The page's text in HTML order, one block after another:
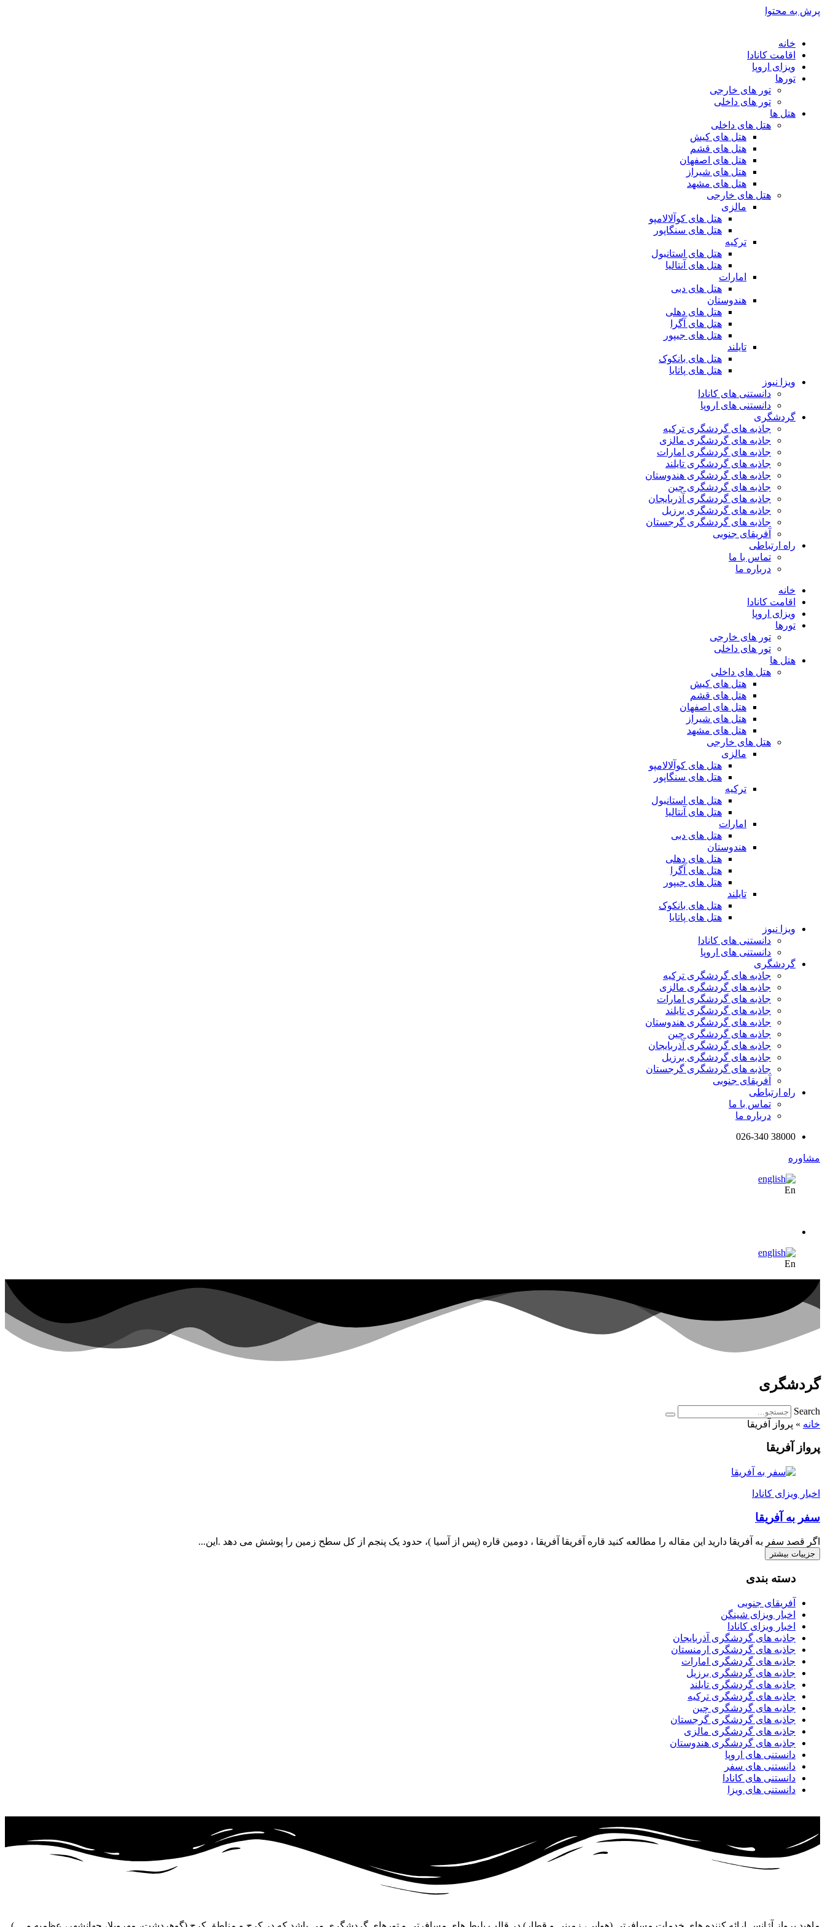
پرش به محتوا
خانه
اقامت کانادا
ویزای اروپا
تورها
تور های خارجی
تور های داخلی
هتل ها
هتل های داخلی
هتل های کیش
هتل های قشم
هتل های اصفهان
هتل های شیراز
هتل های مشهد
هتل های خارجی
مالزی
هتل های کوآلالامپو
هتل های سنگاپور
ترکیه
هتل های استانبول
هتل های آنتالیا
امارات
هتل های دبی
هندوستان
هتل های دهلی
هتل های آگرا
هتل های جیپور
تایلند
هتل های بانکوک
هتل های پاتایا
ویزا نیوز
دانستنی های کانادا
دانستنی های اروپا
گردشگری
جاذبه های گردشگری ترکیه
جاذبه های گردشگری مالزی
جاذبه های گردشگری امارات
جاذبه های گردشگری تایلند
جاذبه های گردشگری هندوستان
جاذبه های گردشگری چین
جاذبه های گردشگری آذربایجان
جاذبه های گردشگری برزیل
جاذبه های گردشگری گرجستان
آفریقای جنوبی
راه ارتباطی
تماس با ما
درباره ما
خانه
اقامت کانادا
ویزای اروپا
تورها
تور های خارجی
تور های داخلی
هتل ها
هتل های داخلی
هتل های کیش
هتل های قشم
هتل های اصفهان
هتل های شیراز
هتل های مشهد
هتل های خارجی
مالزی
هتل های کوآلالامپو
هتل های سنگاپور
ترکیه
هتل های استانبول
هتل های آنتالیا
امارات
هتل های دبی
هندوستان
هتل های دهلی
هتل های آگرا
هتل های جیپور
تایلند
هتل های بانکوک
هتل های پاتایا
ویزا نیوز
دانستنی های کانادا
دانستنی های اروپا
گردشگری
جاذبه های گردشگری ترکیه
جاذبه های گردشگری مالزی
جاذبه های گردشگری امارات
جاذبه های گردشگری تایلند
جاذبه های گردشگری هندوستان
جاذبه های گردشگری چین
جاذبه های گردشگری آذربایجان
جاذبه های گردشگری برزیل
جاذبه های گردشگری گرجستان
آفریقای جنوبی
راه ارتباطی
تماس با ما
درباره ما
38000 026-340
مشاوره
En
En
گردشگری
Search
خانه » پرواز آفریقا
پرواز آفریقا
اخبار ویزای کانادا
سفر به آفریقا
اگر قصد سفر به آفریقا دارید این مقاله را مطالعه کنید قاره آفریقا آفریقا ، دومین قاره (پس از آسیا )، حدود یک پنجم از کل سطح زمین را پوشش می دهد .این...
جزییات بیشتر
دسته بندی
آفریقای جنوبی
اخبار ویزای شینگن
اخبار ویزای کانادا
جاذبه های گردشگری آذربایجان
جاذبه های گردشگری ارمنستان
جاذبه های گردشگری امارات
جاذبه های گردشگری برزیل
جاذبه های گردشگری تایلند
جاذبه های گردشگری ترکیه
جاذبه های گردشگری چین
جاذبه های گردشگری گرجستان
جاذبه های گردشگری مالزی
جاذبه های گردشگری هندوستان
دانستنی های اروپا
دانستنی های سفر
دانستنی های کانادا
دانستنی های ویزا